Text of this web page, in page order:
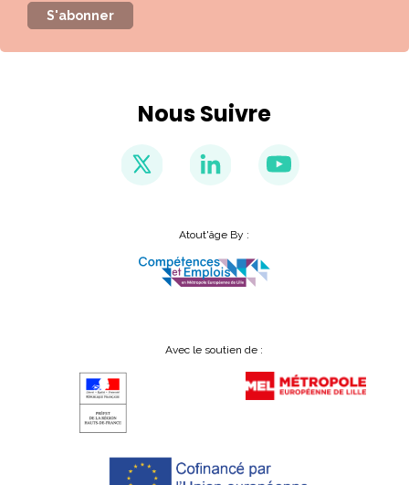
S'abonner
Nous Suivre
Atout'âge By :
Avec le soutien de :